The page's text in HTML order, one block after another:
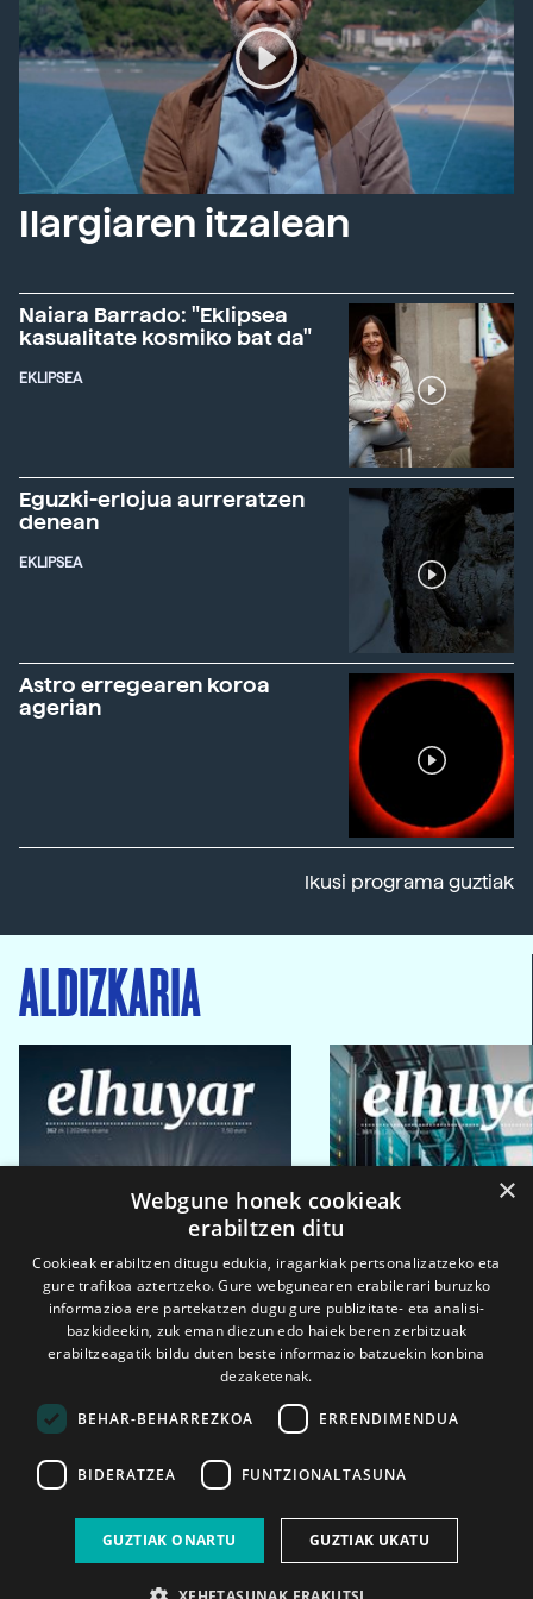
Ilargiaren itzalean
Naiara Barrado: "Eklipsea
kasualitate kosmiko bat da"
EKLIPSEA
Eguzki-erlojua aurreratzen
denean
EKLIPSEA
Astro erregearen koroa
agerian
Ikusi programa guztiak
ALDIZKARIA
2026ko eka. 1a 2026ko mar. 1a
×
Webgune honek cookieak
erabiltzen ditu
Cookieak erabiltzen ditugu edukia, iragarkiak pertsonalizatzeko eta
gure trafikoa aztertzeko. Gure webgunearen erabilerari buruzko
informazioa ere partekatzen dugu gure publizitate- eta analisi-
bazkideekin, zuk eman diezun edo haiek beren zerbitzuak
erabiltzeagatik bildu duten beste informazio batzuekin konbina
dezaketenak.
BEHAR-BEHARREZKOA ERRENDIMENDUA
BIDERATZEA FUNTZIONALTASUNA
GUZTIAK ONARTU GUZTIAK UKATU